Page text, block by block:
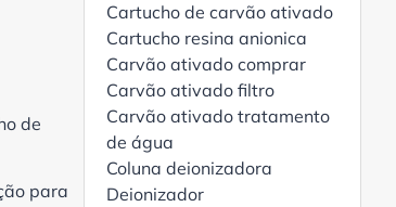
de
para
Cartucho de carvão ativado
Cartucho resina anionica
Carvão ativado comprar
Carvão ativado filtro
Carvão ativado tratamento
de água
Coluna deionizadora
Deionizador